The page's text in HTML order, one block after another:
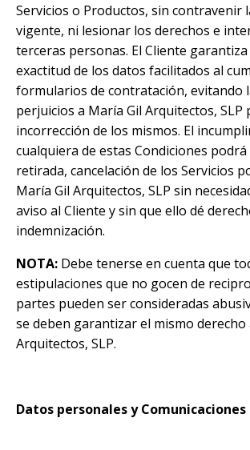
Servicios o Productos, sin contravenir
vigente, ni lesionar los derechos e
terceras personas. El Cliente
exactitud de los datos facilitados al
formularios de contratación, evitando
perjuicios a María Gil Arquitectos, SLP
incorrección de los mismos. El
cualquiera de estas Condiciones
retirada, cancelación de los Servicios
María Gil Arquitectos, SLP sin
aviso al Cliente y sin que ello dé
indemnización.
NOTA: Debe tenerse en cuenta que
estipulaciones que no gocen de
partes pueden ser consideradas
se deben garantizar el mismo derecho
Arquitectos, SLP.
Datos personales y